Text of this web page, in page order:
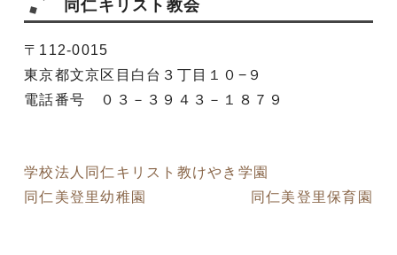
同仁キリスト教会
〒112-0015
東京都文京区目白台３丁目１０−９
電話番号 ０３－３９４３－１８７９
学校法人同仁キリスト教けやき学園
同仁美登里幼稚園
同仁美登里保育園